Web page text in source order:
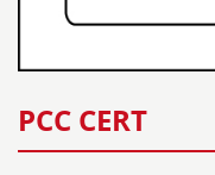
PCC CERT